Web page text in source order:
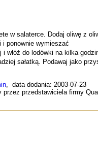
w salaterce. Dodaj oliwę z
i ponownie wymieszać
i włóż do lodówki na kilka
sałatką. Podawaj jako
, data dodania: 2003-07-23
przez przedstawiciela firmy